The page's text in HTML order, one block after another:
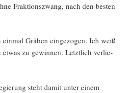
Frak­ti­ons­zwang, nach den bes­ten
ein­mal Grä­ben ein­ge­zo­gen. Ich weiß
etwas zu gewin­nen. Letzt­lich ver­lie­
steht damit unter einem